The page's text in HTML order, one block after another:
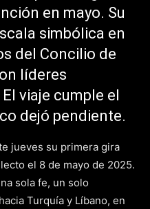
en mayo. Su
simbólica en
del Concilio de
líderes
viaje cumple el
dejó pendiente.
jueves su primera gira
el 8 de mayo de 2025.
sola fe, un solo
Turquía y Líbano, en